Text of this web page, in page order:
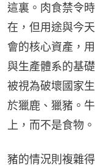
這裏。肉食禁令
在，但用途與今
會的核心資產，
與生產體系的基
被視為破壞國家
於獵鹿、獵豬。
上，而不是食物。
豬的情況則複雜